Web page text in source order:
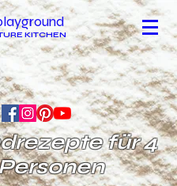
KITCHEN
für 4